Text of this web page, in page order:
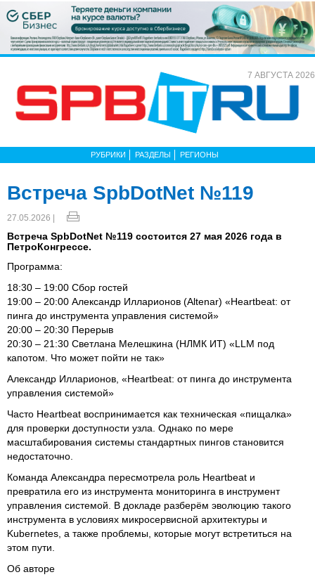
7 АВГУСТА 2026
РУБРИКИ РАЗДЕЛЫ РЕГИОНЫ
Встреча SpbDotNet №119
27.05.2026 |
Встреча SpbDotNet №119 состоится 27 мая 2026 года в
ПетроКонгрессе.
Программа:
18:30 – 19:00 Сбор гостей
19:00 – 20:00 Александр Илларионов (Altenar) «Heartbeat: от
пинга до инструмента управления системой»
20:00 – 20:30 Перерыв
20:30 – 21:30 Светлана Мелешкина (НЛМК ИТ) «LLM под
капотом. Что может пойти не так»
Александр Илларионов, «Heartbeat: от пинга до инструмента
управления системой»
Часто Heartbeat воспринимается как техническая «пищалка»
для проверки доступности узла. Однако по мере
масштабирования системы стандартных пингов становится
недостаточно.
Команда Александра пересмотрела роль Heartbeat и
превратила его из инструмента мониторинга в инструмент
управления системой. В докладе разберём эволюцию такого
инструмента в условиях микросервисной архитектуры и
Kubernetes, а также проблемы, которые могут встретиться на
этом пути.
Об авторе